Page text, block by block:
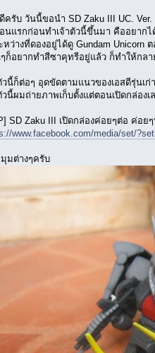
ครับ วันนี้ขอนำ SD Zaku III UC.
นแรกก่อนทำเจ้าตัวนี้ขึ้นมา คืออยากไ
หว่างที่ดองอยู่ได้ดู Gundam Unicorn
ก็อยากทำสีซาคุทรีอยู่แล้ว ก็ทำให้กลา
วนี้ก็ต่อๆ อุดขัดตามแนวของเอสดีรุ่นเก่
วนี้ผมถ่ายภาพเก็บตั้งแต่ตอนเปิดกล่องเ
SD Zaku III เปิดกล่องค่อยๆต่อ ค่อย
www.facebook.com/media/set/
มต่างๆครับ